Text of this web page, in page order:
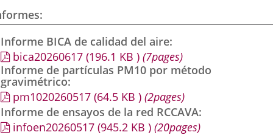
externa.externa.
Informe BICA de calidad del aire
bica20260617 (196.1 KB ) (7pages)
Informe de partículas PM10 por método
gravimétrico
pm1020260517 (64.5 KB ) (2pages)
Informe de ensayos de la red RCCAVA
infoen20260517 (945.2 KB ) (20pages)